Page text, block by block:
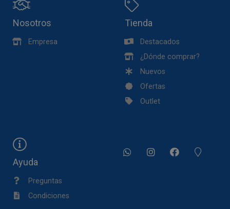
Nosotros
Empresa
Tienda
Destacados
¿Dónde comprar?
Nuevos
Ofertas
Outlet
Ayuda
Preguntas
Condiciones